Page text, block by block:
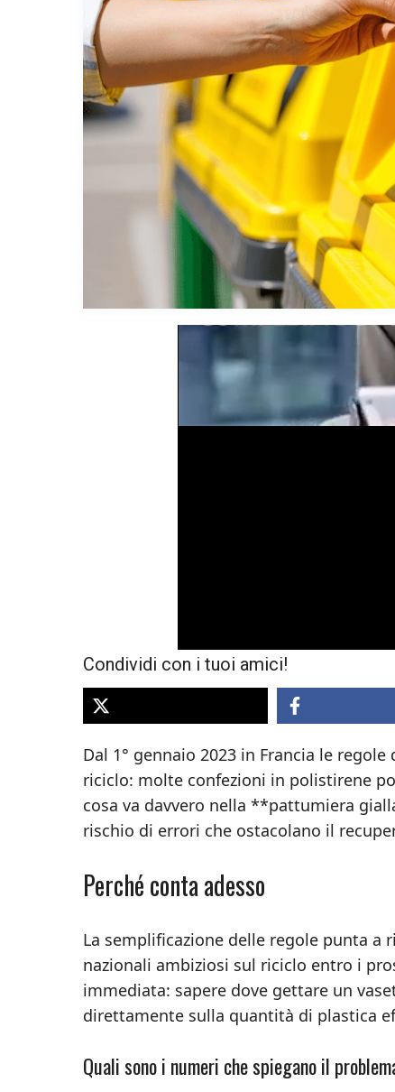
Condividi con i tuoi amici!
Dal 1° gennaio 2023 in Francia le
riciclo: molte confezioni in polistirene
cosa va davvero nella **pattumiera
rischio di errori che ostacolano il
Perché conta adesso
La semplificazione delle regole punta
nazionali ambiziosi sul riciclo entro i
immediata: sapere dove gettare un
direttamente sulla quantità di plastica
Quali sono i numeri che spiegano il